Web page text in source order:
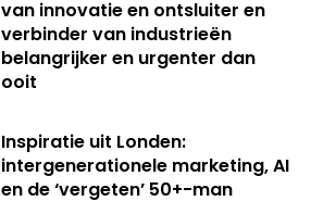
van innovatie en ontsluiter en
verbinder van industrieën
belangrijker en urgenter dan
ooit
Inspiratie uit Londen:
intergenerationele marketing, AI
en de ‘vergeten’ 50+-man